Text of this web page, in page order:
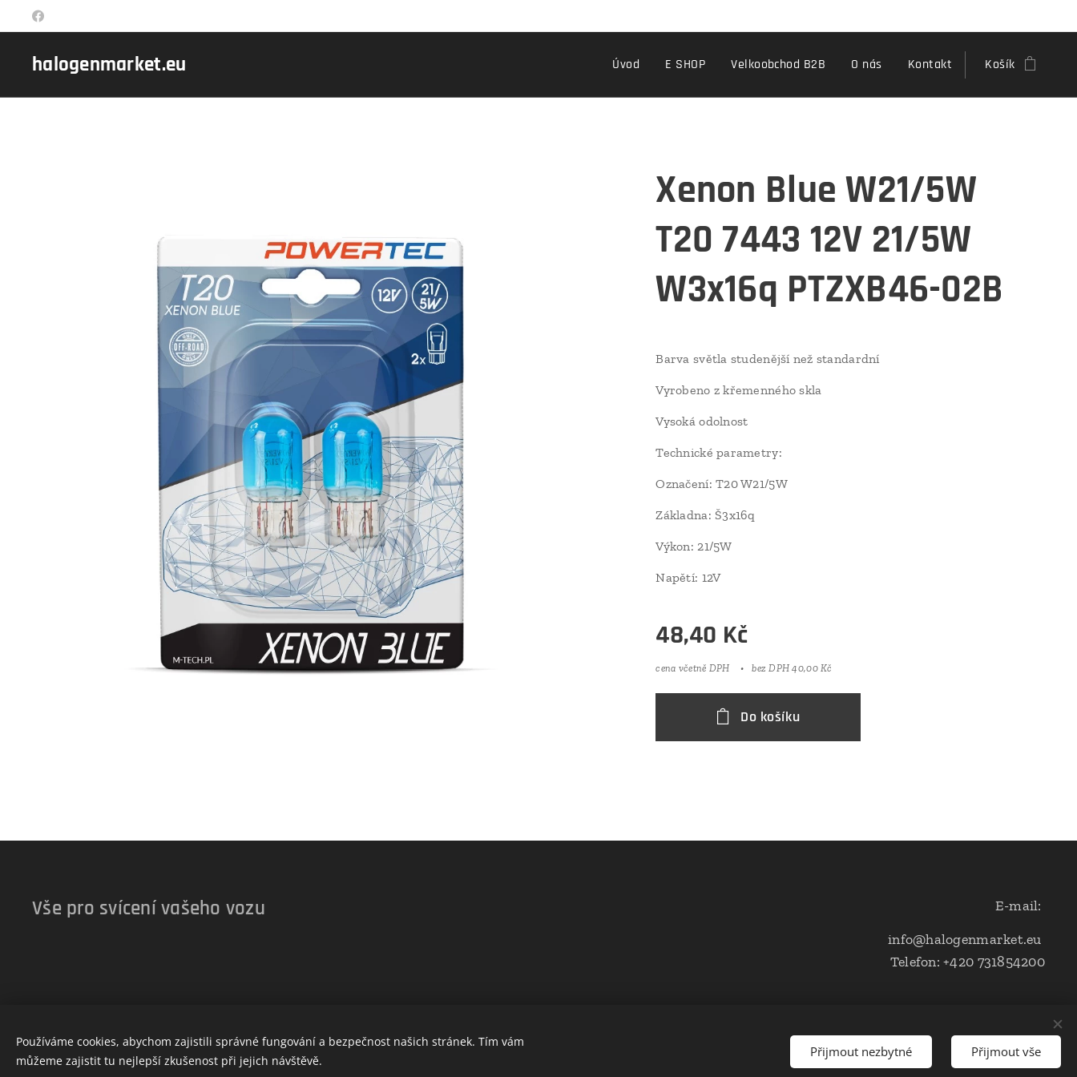
halogenmarket.eu Úvod E SHOP Velkoobchod B2B O nás Kontakt Košík
Xenon Blue W21/5W
T20 7443 12V 21/5W
W3x16q PTZXB46-02B
Barva světla studenější než standardní
Vyrobeno z křemenného skla
Vysoká odolnost
Technické parametry:
Označení: T20 W21/5W
Základna: Š3x16q
Výkon: 21/5W
Napětí: 12V
48,40 Kč
cena včetně DPH bez DPH 40,00 Kč
Do košíku
Vše pro svícení vašeho vozu
E-mail:
info@halogenmarket.eu
Telefon: +420 731854200
Používáme cookies, abychom zajistili správné fungování a bezpečnost našich stránek. Tím vám
můžeme zajistit tu nejlepší zkušenost při jejich návštěvě.
Přijmout nezbytné Přijmout vše